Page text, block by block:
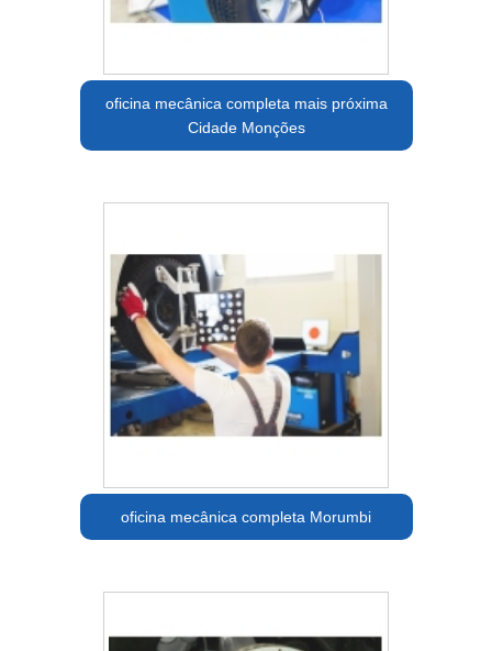
oficina mecânica completa mais próxima
Cidade Monções
oficina mecânica completa Morumbi